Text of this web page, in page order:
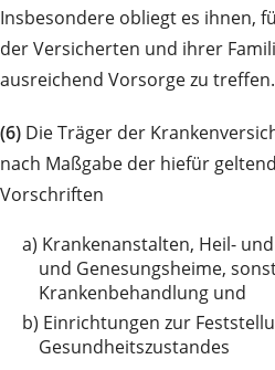
Insbesondere obliegt es ihnen,
der Versicherten und ihrer
ausreichend Vorsorge zu treffen.
(6) Die Träger der
nach Maßgabe der hiefür
Vorschriften
a) Krankenanstalten, Heil-
und Genesungsheime,
Krankenbehandlung und
b) Einrichtungen zur
Gesundheitszustandes